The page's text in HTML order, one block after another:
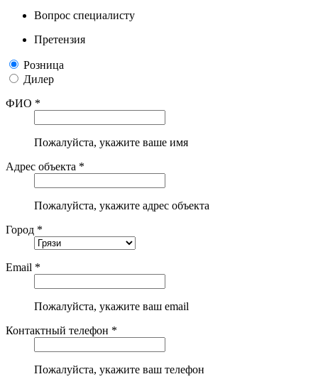
Вопрос специалисту
Претензия
Розница
Дилер
ФИО *
Пожалуйста, укажите ваше имя
Адрес объекта *
Пожалуйста, укажите адрес объекта
Город *
Email *
Пожалуйста, укажите ваш email
Контактный телефон *
Пожалуйста, укажите ваш телефон